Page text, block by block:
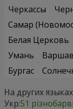
Черкассы
Самар
Белая Церковь
Умань
Бургас
На других
Укр:51